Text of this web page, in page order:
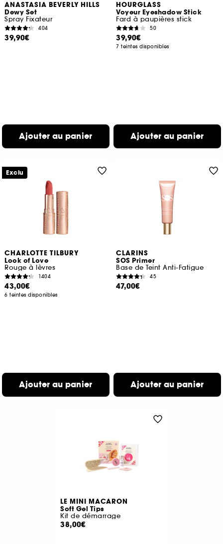
ANASTASIA BEVERLY HILLS
Dewy Set
Spray Fixateur
404
39,90€
Ajouter au panier
HOURGLASS
Voyeur Eyeshadow Stick
Fard à paupières stick
50
39,90€
7 teintes disponibles
Ajouter au panier
CHARLOTTE TILBURY
Look of Love
Rouge à lèvres
1404
43,00€
6 teintes disponibles
Ajouter au panier
Exclu
CLARINS
SOS Primer
Base de Teint Anti-Fatigue
45
47,00€
Ajouter au panier
LE MINI MACARON
Soft Gel Tips
Kit de démarrage
38,00€